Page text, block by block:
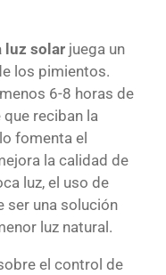
luz solar juega un
los pimientos.
6-8 horas de
que reciban la
fomenta el
la calidad de
luz, el uso de
ser una solución
luz natural.
el control de